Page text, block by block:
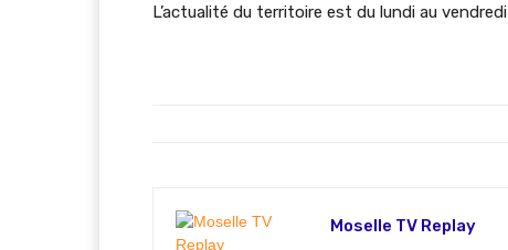
L’actualité du territoire est du lundi au vendredi
Moselle TV Replay